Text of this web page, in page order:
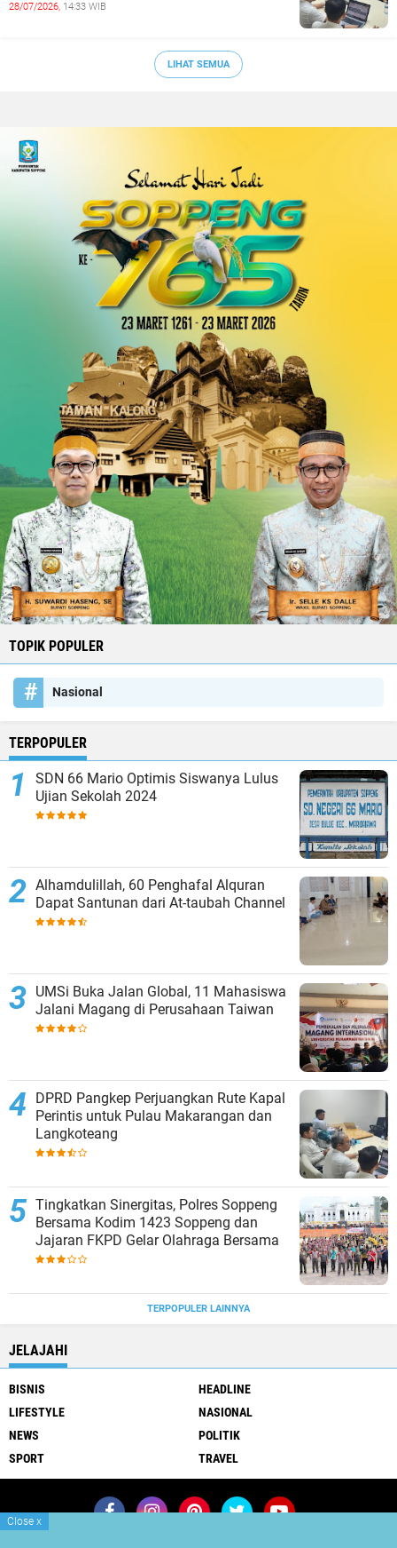
28/07/2026, 14:33 WIB
LIHAT SEMUA
TOPIK POPULER
Nasional
TERPOPULER
SDN 66 Mario Optimis Siswanya Lulus
Ujian Sekolah 2024
Alhamdulillah, 60 Penghafal Alquran
Dapat Santunan dari At-taubah Channel
UMSi Buka Jalan Global, 11 Mahasiswa
Jalani Magang di Perusahaan Taiwan
DPRD Pangkep Perjuangkan Rute Kapal
Perintis untuk Pulau Makarangan dan
Langkoteang
Tingkatkan Sinergitas, Polres Soppeng
Bersama Kodim 1423 Soppeng dan
Jajaran FKPD Gelar Olahraga Bersama
TERPOPULER LAINNYA
JELAJAHI
BISNIS
HEADLINE
LIFESTYLE
NASIONAL
NEWS
POLITIK
SPORT
TRAVEL
Close x